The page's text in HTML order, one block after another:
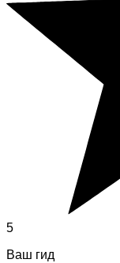
5
Ваш гид